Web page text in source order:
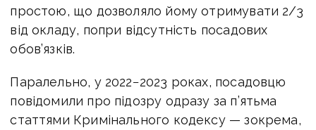
простою, що дозволяло йому отримувати 2/3
від окладу, попри відсутність посадових
обов’язків.
Паралельно, у 2022−2023 роках, посадовцю
повідомили про підозру одразу за п’ятьма
статтями Кримінального кодексу — зокрема,